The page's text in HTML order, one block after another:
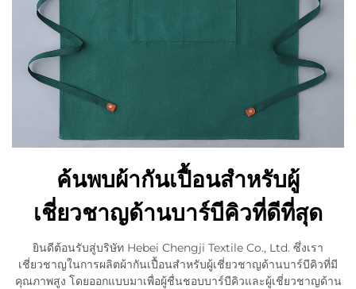
ค้นพบผ้ากันเปื้อนสำหรับผู้
เชี่ยวชาญด้านบาร์บีคิวที่ดีที่สุด
ยินดีต้อนรับสู่บริษัท Hebei Chengji Textile Co., Ltd. ซึ่งเรา
เชี่ยวชาญในการผลิตผ้ากันเปื้อนสำหรับผู้เชี่ยวชาญด้านบาร์บีคิวที่มี
คุณภาพสูง โดยออกแบบมาเพื่อผู้ชื่นชอบบาร์บีคิวและผู้เชี่ยวชาญด้าน